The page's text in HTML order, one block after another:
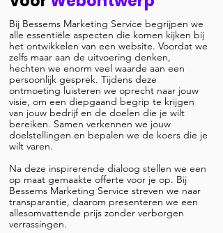
Bij Bessems Marketing Service begrijpen we
alle essentiële aspecten die komen kijken bij
het ontwikkelen van een website. Voordat we
zelfs maar aan de uitvoering denken,
hechten we enorm veel waarde aan een
persoonlijk gesprek. Tijdens deze
ontmoeting luisteren we oprecht naar jouw
visie, om een diepgaand begrip te krijgen
van jouw bedrijf en de doelen die je wilt
bereiken. Samen verkennen we jouw
doelstellingen en bepalen we de koers die je
wilt varen.
Na deze inspirerende dialoog stellen we een
op maat gemaakte offerte voor je op. Bij
Bessems Marketing Service streven we naar
transparantie, daarom presenteren we een
allesomvattende prijs zonder verborgen
verrassingen.